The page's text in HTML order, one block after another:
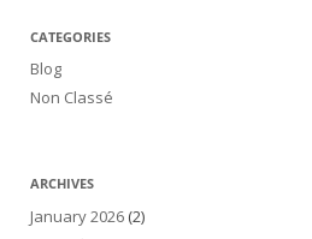
CATEGORIES
Blog
Non Classé
ARCHIVES
January 2026 (2)